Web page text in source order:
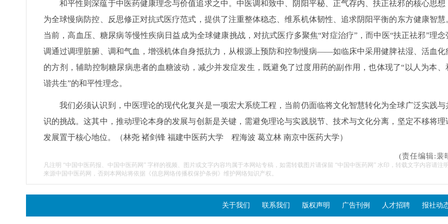
和平性则深蕴于中医药健康理念与价值追求之中。中医调和致中、阴阳平秘、正气存内、扶正祛邪的核心思想
为全球慢病防控、反思修正对抗式医疗范式，提供了注重整体稳态、维系机体韧性、追求阴阳平衡的东方健康智慧
当前，高血压、糖尿病等慢性疾病日益成为全球健康挑战，对抗式医疗多聚焦“对症治疗”，而中医“扶正祛邪”理念
调通过调理脏腑、调和气血，增强机体自身抵抗力，从根源上预防和控制慢病——如临床中采用健脾祛湿、活血化
的方剂，辅助控制糖尿病患者的血糖波动，减少并发症发生，既避免了过度用药的副作用，也体现了“以人为本、
谐共生”的和平性理念。
我们必须认识到，中医理论的现代化复兴是一项宏大系统工程，当前仍面临将文化智慧转化为全球广泛实践与
识的挑战。这其中，推动理论本身的发展与创新是关键，需避免理论与实践脱节、技术与文化分离，坚定不移将理
发展置于核心地位。（林尧 褚剑锋 福建中医药大学 程海波 葛立林 南京中医药大学）
(责任编辑:裴
凡注明 “中国中医药报、中国中医药网” 字样的视频、图片或文字内容均属于本网站专稿，如需转载图片请保留 “中国中医药网” 水印，转载文字内容请注明
来源中国中医药网，否则本网站将依据《信息网络传播权保护条例》维护网络知识产权。
关于我们 联系我们 版权声明 广告刊例 人才招聘 报社动